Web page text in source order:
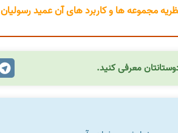
مجموعه ها و کاربرد های آن عمید رسولیان
معرفی کنید.